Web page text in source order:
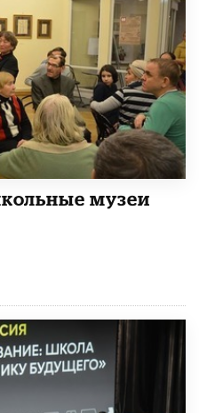
музеи